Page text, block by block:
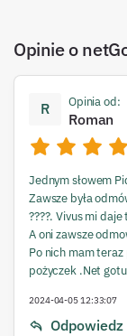
Opinie o
R Opinia od:
Roman
Jednym słowem
Zawsze była
????. Vivus mi
A oni zawsze
Po nich mam
pożyczek .Net
2024-04-05 12:33:07
Odpowiedz